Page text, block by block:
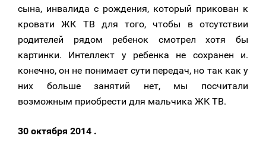
сына, инвалида с рождения, который прикован к
кровати ЖК ТВ для того, чтобы в отсутствии
родителей рядом ребенок смотрел хотя бы
картинки. Интеллект у ребенка не сохранен и.
конечно, он не понимает сути передач, но так как у
них больше занятий нет, мы посчитали
возможным приобрести для мальчика ЖК ТВ.
30 октября 2014 .